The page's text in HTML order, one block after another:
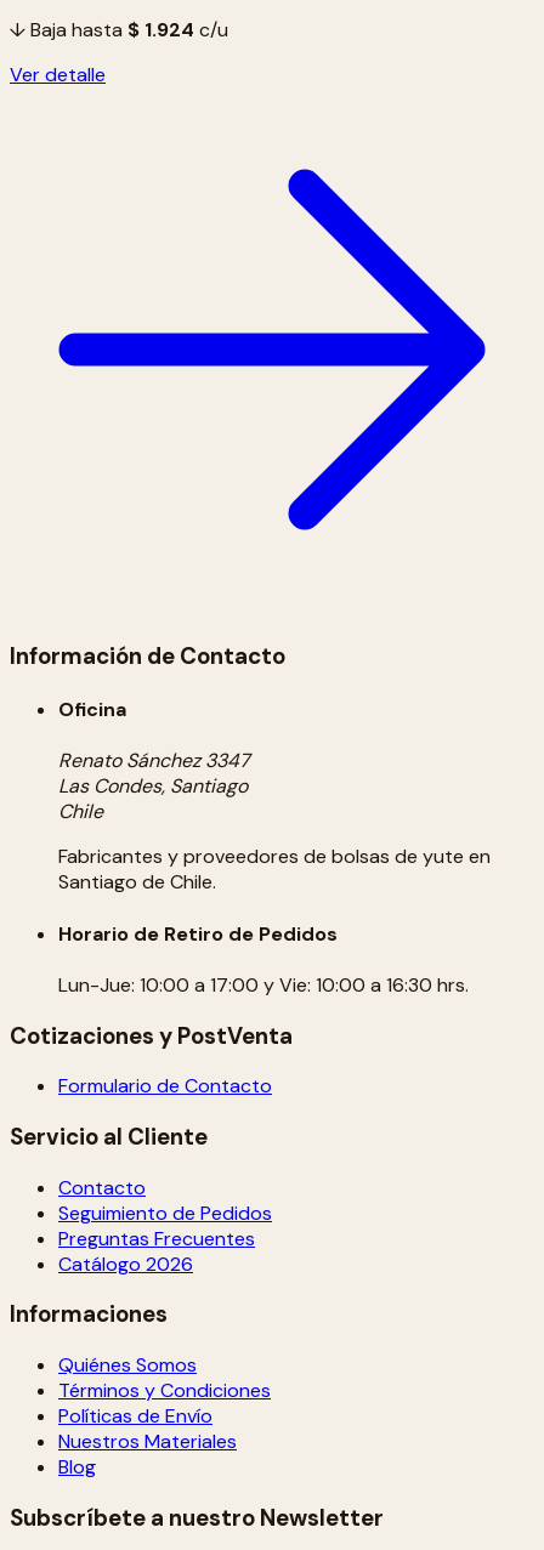
↓ Baja hasta $ 1.924 c/u
Ver detalle
Información de Contacto
Oficina
Renato Sánchez 3347
Las Condes, Santiago
Chile
Fabricantes y proveedores de bolsas de yute en
Santiago de Chile.
Horario de Retiro de Pedidos
Lun-Jue: 10:00 a 17:00 y Vie: 10:00 a 16:30 hrs.
Cotizaciones y PostVenta
Formulario de Contacto
Servicio al Cliente
Contacto
Seguimiento de Pedidos
Preguntas Frecuentes
Catálogo 2026
Informaciones
Quiénes Somos
Términos y Condiciones
Políticas de Envío
Nuestros Materiales
Blog
Subscríbete a nuestro Newsletter